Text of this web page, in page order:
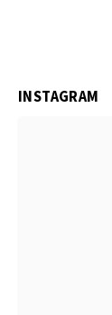
INSTAGRAM